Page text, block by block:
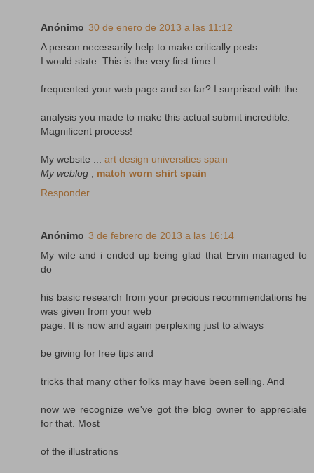
Anónimo 30 de enero de 2013 a las 11:12
A person necessarily help to make critically posts
I would state. This is the very first time I
frequented your web page and so far? I surprised with the
analysis you made to make this actual submit incredible.
Magnificent process!
My website ... art design universities spain
My weblog ; match worn shirt spain
Responder
Anónimo 3 de febrero de 2013 a las 16:14
My wife and i ended up being glad that Ervin managed to
do
his basic research from your precious recommendations he
was given from your web
page. It is now and again perplexing just to always
be giving for free tips and
tricks that many other folks may have been selling. And
now we recognize we've got the blog owner to appreciate
for that. Most
of the illustrations